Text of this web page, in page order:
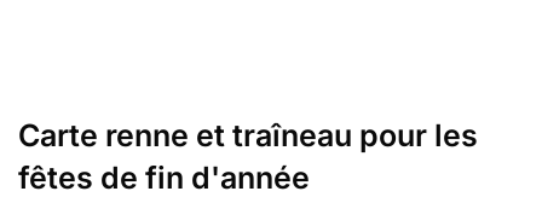
Carte renne et traîneau pour les
fêtes de fin d'année